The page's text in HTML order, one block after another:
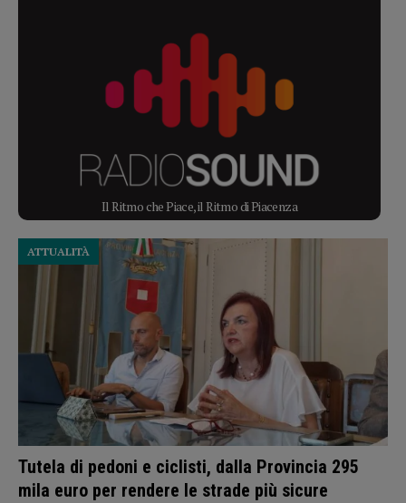
Il Ritmo che Piace, il Ritmo di Piacenza
Tutela di pedoni e ciclisti, dalla Provincia 295
mila euro per rendere le strade più sicure
ATTUALITÀ